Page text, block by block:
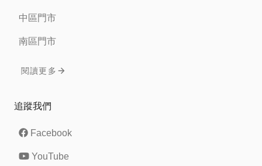
中區門市
南區門市
閱讀更多
追蹤我們
Facebook
YouTube